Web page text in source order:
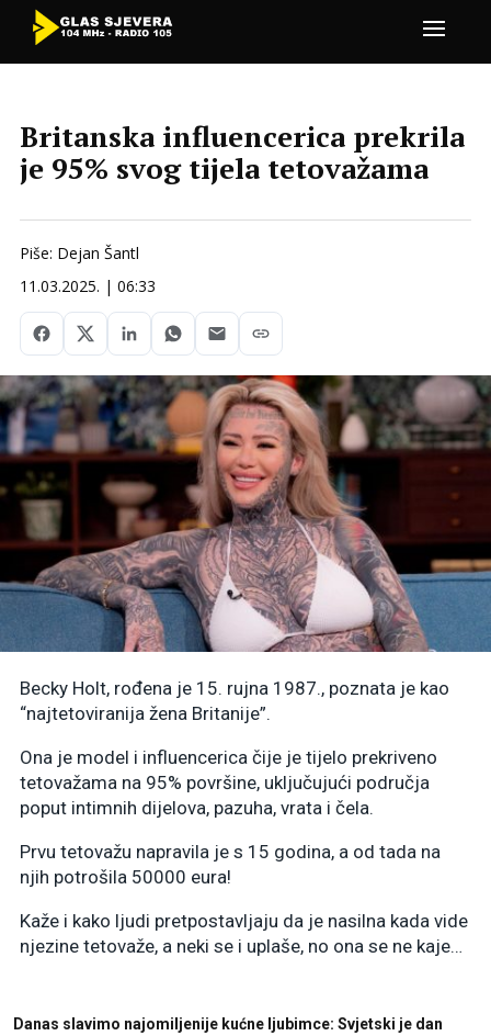
Britanska influencerica prekrila
je 95% svog tijela tetovažama
Piše: Dejan Šantl
11.03.2025. | 06:33
Becky Holt, rođena je 15. rujna 1987., poznata je kao
“najtetoviranija žena Britanije”.
Ona je model i influencerica čije je tijelo prekriveno
tetovažama na 95% površine, uključujući područja
poput intimnih dijelova, pazuha, vrata i čela.
Prvu tetovažu napravila je s 15 godina, a od tada na
njih potrošila 50000 eura!
Kaže i kako ljudi pretpostavljaju da je nasilna kada vide
njezine tetovaže, a neki se i uplaše, no ona se ne kaje…
Danas slavimo najomiljenije kućne ljubimce: Svjetski je dan